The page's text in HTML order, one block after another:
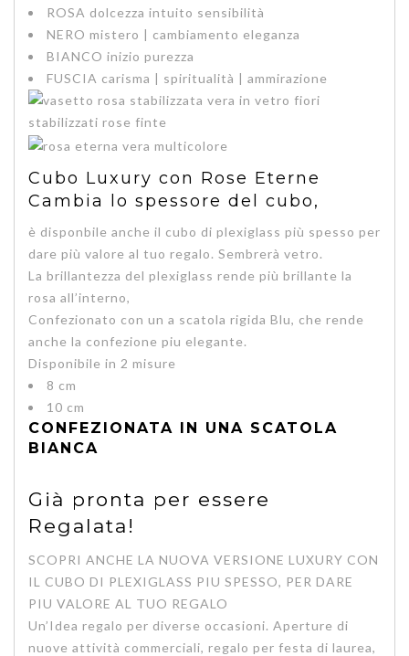
ROSA dolcezza intuito sensibilità
NERO mistero | cambiamento eleganza
BIANCO inizio purezza
FUSCIA carisma | spiritualità | ammirazione
Cubo Luxury con Rose Eterne
Cambia lo spessore del cubo,
è disponbile anche il cubo di plexiglass più spesso per
dare più valore al tuo regalo. Sembrerà vetro.
La brillantezza del plexiglass rende più brillante la
rosa all’interno,
Confezionato con un a scatola rigida Blu, che rende
anche la confezione piu elegante.
Disponibile in 2 misure
8 cm
10 cm
CONFEZIONATA IN UNA SCATOLA
BIANCA
Già pronta per essere
Regalata!
SCOPRI ANCHE LA NUOVA VERSIONE LUXURY CON
IL CUBO DI PLEXIGLASS PIU SPESSO, PER DARE
PIU VALORE AL TUO REGALO
Un’Idea regalo per diverse occasioni. Aperture di
nuove attività commerciali, regalo per festa di laurea,